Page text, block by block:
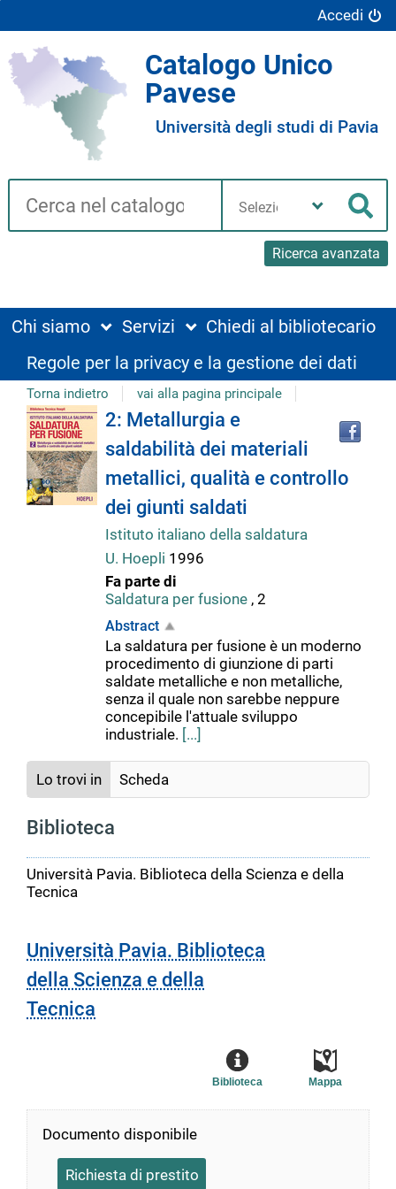
Accedi
Catalogo Unico
Pavese
Università degli studi di Pavia
Cerca su "Catalogo"
Ricerca avanzata
biblioteca
Chi siamo Servizi
Chiedi al bibliotecario
Regole per la privacy e la gestione dei dati
Torna indietro vai alla pagina principale
Dettaglio
del
documento
2: Metallurgia e
saldabilità dei materiali
metallici, qualità e controllo
dei giunti saldati
Istituto italiano della saldatura
U. Hoepli 1996
Fa parte di
Saldatura per fusione, 2
Abstract
La saldatura per fusione è un moderno
procedimento di giunzione di parti
saldate metalliche e non metalliche,
senza il quale non sarebbe neppure
concepibile l'attuale sviluppo
industriale. [...]
Lo trovi in Scheda
Biblioteca
Università Pavia. Biblioteca della Scienza e della
Tecnica
Università Pavia. Biblioteca
della Scienza e della
Tecnica
Mappa
Biblioteca
Documento disponibile
Richiesta di prestito